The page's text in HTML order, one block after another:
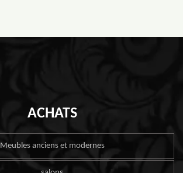
ACHATS
Meubles anciens et modernes